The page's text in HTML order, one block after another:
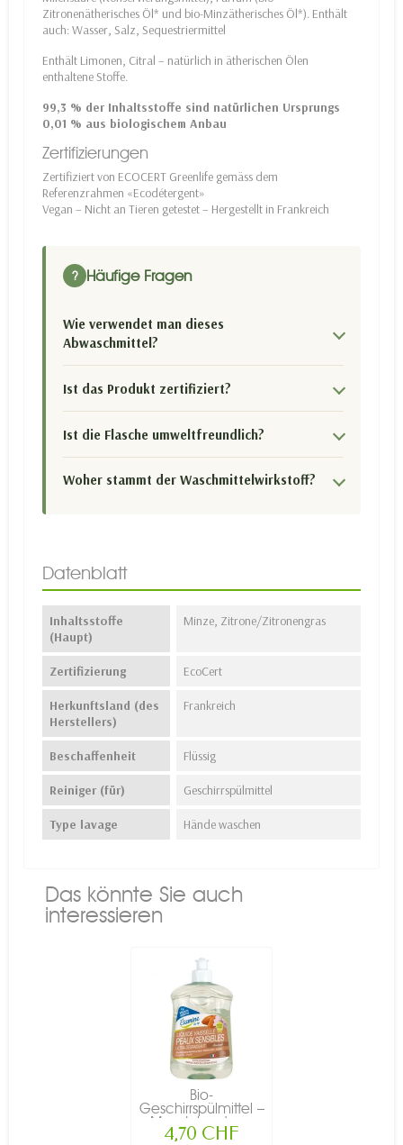
Zitronenätherisches Öl* und bio-Minzätherisches Öl*). Enthält
auch: Wasser, Salz, Sequestriermittel
Enthält Limonen, Citral – natürlich in ätherischen Ölen
enthaltene Stoffe.
99,3 % der Inhaltsstoffe sind natürlichen Ursprungs
0,01 % aus biologischem Anbau
Zertifizierungen
Zertifiziert von ECOCERT Greenlife gemäss dem
Referenzrahmen «Ecodétergent»
Vegan – Nicht an Tieren getestet – Hergestellt in Frankreich
? Häufige Fragen
Wie verwendet man dieses
Abwaschmittel?
Ist das Produkt zertifiziert?
Ist die Flasche umweltfreundlich?
Woher stammt der Waschmittelwirkstoff?
Datenblatt
Inhaltsstoffe
(Haupt)
Minze, Zitrone/Zitronengras
Zertifizierung EcoCert
Herkunftsland (des
Herstellers)
Frankreich
Beschaffenheit Flüssig
Reiniger (für) Geschirrspülmittel
Type lavage Hände waschen
Das könnte Sie auch
interessieren
Bio-
Geschirrspülmittel –
Mandel, extra...
4,70 CHF